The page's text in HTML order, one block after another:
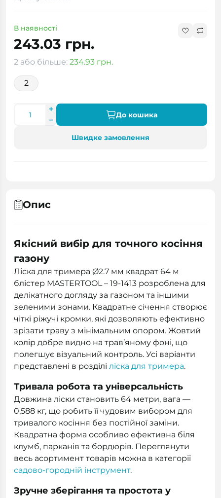
В наявності
243.03 грн.
2 або більше: 234.93 грн.
2
До кошика
Швидке замовлення
Опис
Якісний вибір для точного косіння
газону
Ліска для тримера Ø2.7 мм квадрат 64 м
блістер MASTERTOOL – 19-1413 розроблена для
делікатного догляду за газоном та іншими
зеленими зонами. Квадратне січення створює
чіткі ріжучі кромки, які дозволяють ефективно
зрізати траву з мінімальним опором. Жовтий
колір добре видно на трав’яному фоні, що
полегшує візуальний контроль. Усі варіанти
представлені в розділі ліска для тримера.
Тривала робота та універсальність
Довжина ліски становить 64 метри, вага —
0,588 кг, що робить її чудовим вибором для
тривалого косіння без постійної заміни.
Квадратна форма особливо ефективна біля
клумб, парканів та бордюрів. Переглянути
весь асортимент товарів можна в категорії
садово-городній інструмент.
Зручне зберігання та простота у